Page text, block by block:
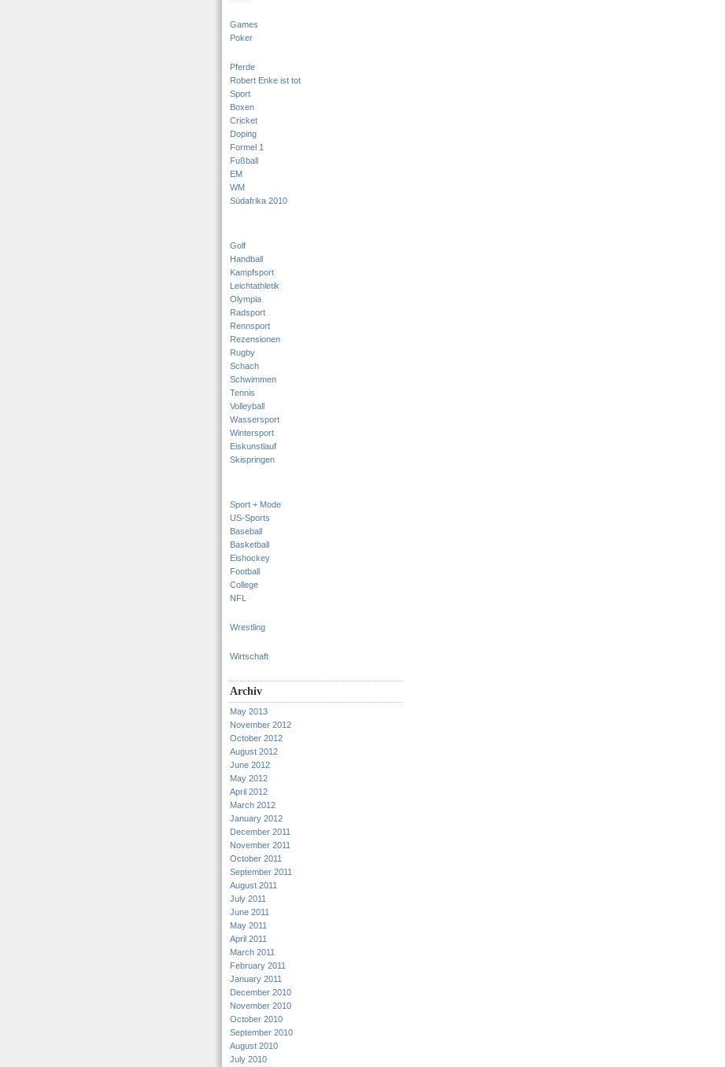
Games
Poker
Pferde
Robert Enke ist tot
Sport
Boxen
Cricket
Doping
Formel 1
Fußball
EM
WM
Südafrika 2010
Golf
Handball
Kampfsport
Leichtathletik
Olympia
Radsport
Rennsport
Rezensionen
Rugby
Schach
Schwimmen
Tennis
Volleyball
Wassersport
Wintersport
Eiskunstlauf
Skispringen
Sport + Mode
US-Sports
Baseball
Basketball
Eishockey
Football
College
NFL
Wrestling
Wirtschaft
Archiv
May 2013
November 2012
October 2012
August 2012
June 2012
May 2012
April 2012
March 2012
January 2012
December 2011
November 2011
October 2011
September 2011
August 2011
July 2011
June 2011
May 2011
April 2011
March 2011
February 2011
January 2011
December 2010
November 2010
October 2010
September 2010
August 2010
July 2010